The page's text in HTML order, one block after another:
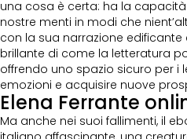
una cosa è certa: ha la
nostre menti in modi che
con la sua narrazione edificante
brillante di come la letteratura
offrendo uno spazio sicuro per i
emozioni e acquisire nuove
Elena Ferrante
Ma anche nei suoi fallimenti, il